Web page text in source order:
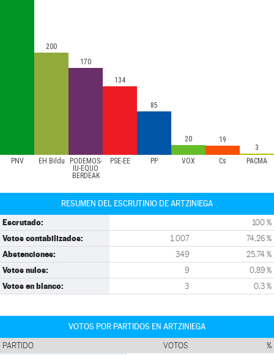
PNV EH Bildu
PODEMOS-
IU-EQUO
BERDEAK
PSE-EE PP VOX Cs PACMA
200
170
134
85
20
19
3
RESUMEN DEL ESCRUTINIO DE ARTZINIEGA
Escrutado: 100 %
Votos contabilizados: 1.007 74,26 %
Abstenciones: 349 25,74 %
Votos nulos: 9 0,89 %
Votos en blanco: 3 0,3 %
VOTOS POR PARTIDOS EN ARTZINIEGA
PARTIDO VOTOS %